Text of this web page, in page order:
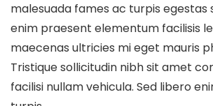
malesuada fames ac turpis egestas
enim praesent elementum facilisis
maecenas ultricies mi eget mauris
Tristique sollicitudin nibh sit amet
facilisi nullam vehicula. Sed libero